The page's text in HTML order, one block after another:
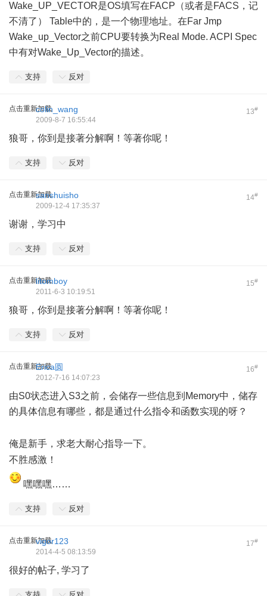
Wake_UP_VECTOR是OS填写在FACP（或者是FACS，记
不清了） Table中的，是一个物理地址。在Far Jmp
Wake_up_Vector之前CPU要转换为Real Mode. ACPI Spec
中有对Wake_Up_Vector的描述。
支持 反对
点击重新加载 13#
colin_wang
2009-8-7 16:55:44
狼哥，你到是接著分解啊！等著你呢！
支持 反对
点击重新加载 14#
sanshuisho
2009-12-4 17:35:37
谢谢，学习中
支持 反对
点击重新加载 15#
litomboy
2011-6-3 10:19:51
狼哥，你到是接著分解啊！等著你呢！
支持 反对
点击重新加载 16#
Erica圆
2012-7-16 14:07:23
由S0状态进入S3之前，会储存一些信息到Memory中，储存
的具体信息有哪些，都是通过什么指令和函数实现的呀？
俺是新手，求老大耐心指导一下。
不胜感激！
嘿嘿嘿……
支持 反对
点击重新加载 17#
vigor123
2014-4-5 08:13:59
很好的帖子, 学习了